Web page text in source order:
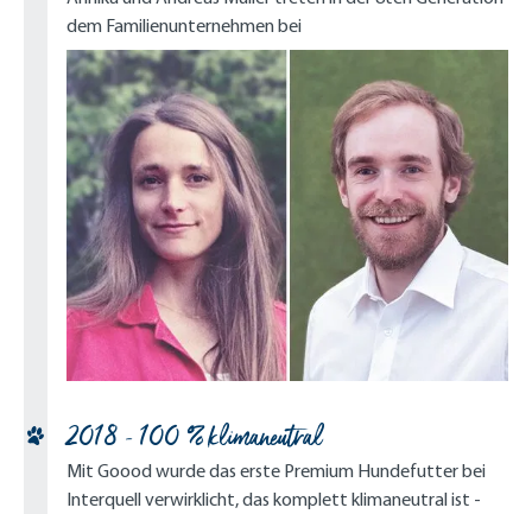
dem Familienunternehmen bei
2018 - 100 % klimaneutral
Mit Goood wurde das erste Premium Hundefutter bei
Interquell verwirklicht, das komplett klimaneutral ist -